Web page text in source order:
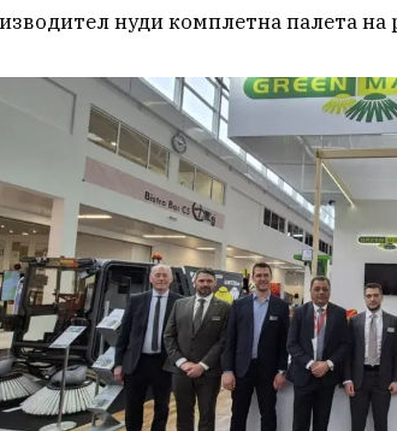
нуди комплетна палета на